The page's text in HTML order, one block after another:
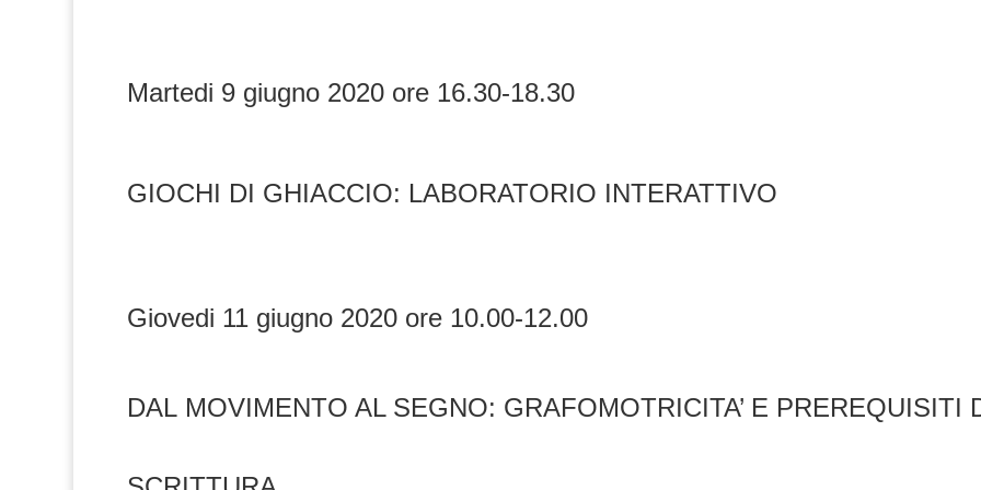
Martedi 9 giugno 2020 ore 16.30-18.30
GIOCHI DI GHIACCIO: LABORATORIO INTERATTIVO
Giovedi 11 giugno 2020 ore 10.00-12.00
DAL MOVIMENTO AL SEGNO: GRAFOMOTRICITA’ E PREREQUISITI